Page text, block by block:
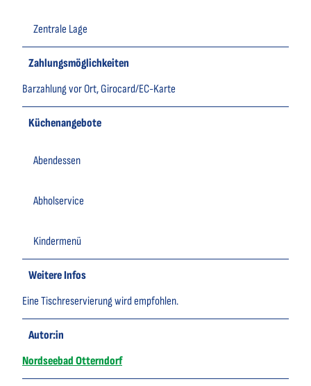
Zentrale Lage
Zahlungsmöglichkeiten
Barzahlung vor Ort, Girocard/EC-Karte
Küchenangebote
Abendessen
Abholservice
Kindermenü
Weitere Infos
Eine Tischreservierung wird empfohlen.
Autor:in
Nordseebad Otterndorf